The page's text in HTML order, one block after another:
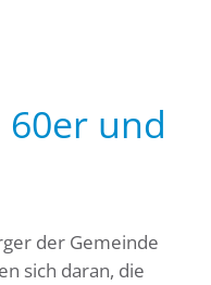
und
der Gemeinde
sich daran, die